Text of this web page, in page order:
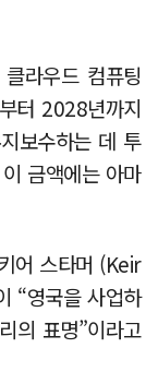
라우드 컴퓨팅
터 2028년까지
보수하는 데 투
금액에는 아마
어 스타머 (Keir
“영국을 사업하
의 표명”이라고